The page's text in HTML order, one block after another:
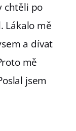
chtěli po
Lákalo mě
a dívat
mě
jsem